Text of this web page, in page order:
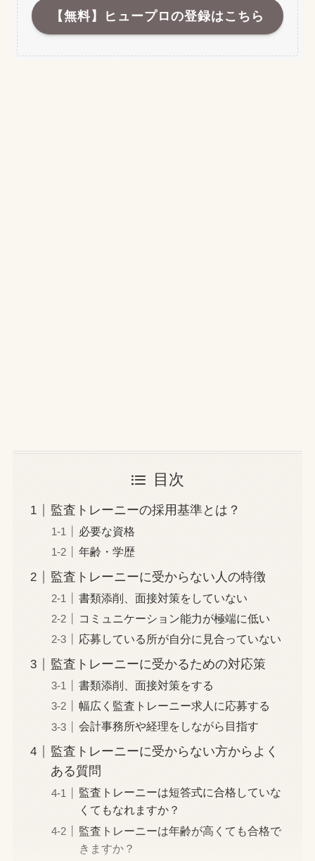
【無料】ヒュープロの登録はこちら
目次
監査トレーニーの採用基準とは？
必要な資格
年齢・学歴
監査トレーニーに受からない人の特徴
書類添削、面接対策をしていない
コミュニケーション能力が極端に低い
応募している所が自分に見合っていない
監査トレーニーに受かるための対応策
書類添削、面接対策をする
幅広く監査トレーニー求人に応募する
会計事務所や経理をしながら目指す
監査トレーニーに受からない方からよく
ある質問
監査トレーニーは短答式に合格していな
くてもなれますか？
監査トレーニーは年齢が高くても合格で
きますか？